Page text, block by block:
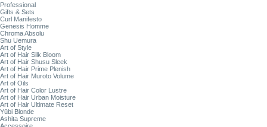
Professional
Gifts & Sets
Curl Manifesto
Genesis Homme
Chroma Absolu
Shu Uemura
Art of Style
Art of Hair Silk Bloom
Art of Hair Shusu Sleek
Art of Hair Prime Plenish
Art of Hair Muroto Volume
Art of Oils
Art of Hair Color Lustre
Art of Hair Urban Moisture
Art of Hair Ultimate Reset
Yūbi Blonde
Ashita Supreme